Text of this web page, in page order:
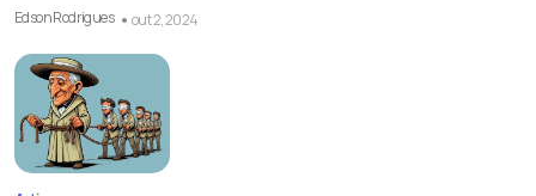
Edson Rodrigues out 2, 2024